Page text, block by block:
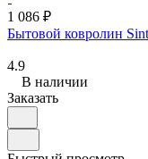
1 086 ₽
Бытовой ковролин
4.9
В наличии
Заказать